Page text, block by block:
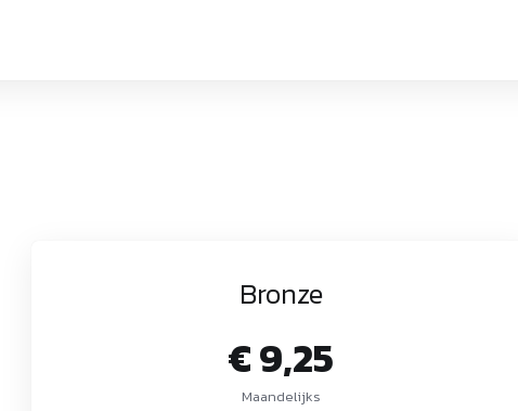
Bronze
€ 9,25
Maandelijks